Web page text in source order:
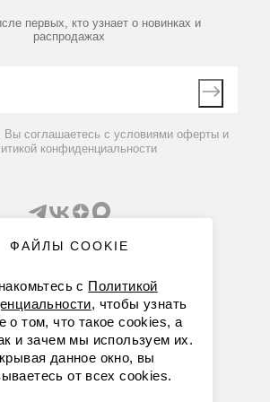
пробирок 250 мл
первых, кто узнает о новинках и
распродажах
Вы соглашаетесь с условиями оферты и
конфиденциальности
(800) 234-05-08
(843) 210-20-80
kazan@dia-m.ru
ФАЙЛЫ COOKIE
с Политикой
, чтобы узнать
о том, что такое cookies, а
и зачем мы используем их.
данное окно, вы
от всех cookies.